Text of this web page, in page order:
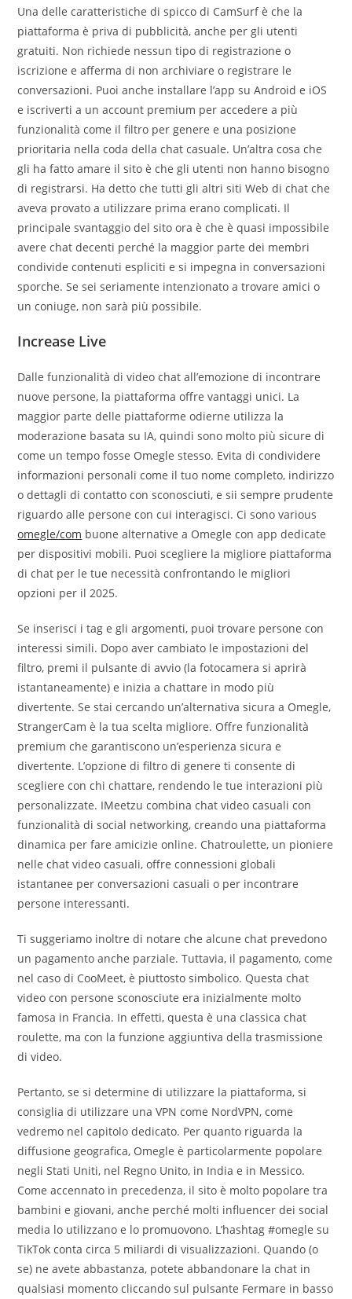
Una delle caratteristiche di spicco di CamSurf è che la
piattaforma è priva di pubblicità, anche per gli utenti
gratuiti. Non richiede nessun tipo di registrazione o
iscrizione e afferma di non archiviare o registrare le
conversazioni. Puoi anche installare l’app su Android e iOS
e iscriverti a un account premium per accedere a più
funzionalità come il filtro per genere e una posizione
prioritaria nella coda della chat casuale. Un’altra cosa che
gli ha fatto amare il sito è che gli utenti non hanno bisogno
di registrarsi. Ha detto che tutti gli altri siti Web di chat che
aveva provato a utilizzare prima erano complicati. Il
principale svantaggio del sito ora è che è quasi impossibile
avere chat decenti perché la maggior parte dei membri
condivide contenuti espliciti e si impegna in conversazioni
sporche. Se sei seriamente intenzionato a trovare amici o
un coniuge, non sarà più possibile.
Increase Live
Dalle funzionalità di video chat all’emozione di incontrare
nuove persone, la piattaforma offre vantaggi unici. La
maggior parte delle piattaforme odierne utilizza la
moderazione basata su IA, quindi sono molto più sicure di
come un tempo fosse Omegle stesso. Evita di condividere
informazioni personali come il tuo nome completo, indirizzo
o dettagli di contatto con sconosciuti, e sii sempre prudente
riguardo alle persone con cui interagisci. Ci sono various
omegle/com buone alternative a Omegle con app dedicate
per dispositivi mobili. Puoi scegliere la migliore piattaforma
di chat per le tue necessità confrontando le migliori
opzioni per il 2025.
Se inserisci i tag e gli argomenti, puoi trovare persone con
interessi simili. Dopo aver cambiato le impostazioni del
filtro, premi il pulsante di avvio (la fotocamera si aprirà
istantaneamente) e inizia a chattare in modo più
divertente. Se stai cercando un’alternativa sicura a Omegle,
StrangerCam è la tua scelta migliore. Offre funzionalità
premium che garantiscono un’esperienza sicura e
divertente. L’opzione di filtro di genere ti consente di
scegliere con chi chattare, rendendo le tue interazioni più
personalizzate. IMeetzu combina chat video casuali con
funzionalità di social networking, creando una piattaforma
dinamica per fare amicizie online. Chatroulette, un pioniere
nelle chat video casuali, offre connessioni globali
istantanee per conversazioni casuali o per incontrare
persone interessanti.
Ti suggeriamo inoltre di notare che alcune chat prevedono
un pagamento anche parziale. Tuttavia, il pagamento, come
nel caso di CooMeet, è piuttosto simbolico. Questa chat
video con persone sconosciute era inizialmente molto
famosa in Francia. In effetti, questa è una classica chat
roulette, ma con la funzione aggiuntiva della trasmissione
di video.
Pertanto, se si determine di utilizzare la piattaforma, si
consiglia di utilizzare una VPN come NordVPN, come
vedremo nel capitolo dedicato. Per quanto riguarda la
diffusione geografica, Omegle è particolarmente popolare
negli Stati Uniti, nel Regno Unito, in India e in Messico.
Come accennato in precedenza, il sito è molto popolare tra
bambini e giovani, anche perché molti influencer dei social
media lo utilizzano e lo promuovono. L’hashtag #omegle su
TikTok conta circa 5 miliardi di visualizzazioni. Quando (o
se) ne avete abbastanza, potete abbandonare la chat in
qualsiasi momento cliccando sul pulsante Fermare in basso